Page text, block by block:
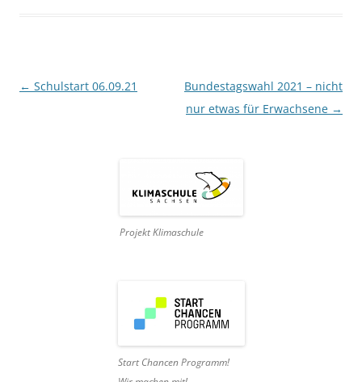
Beitragsnavigation
← Schulstart 06.09.21
Bundestagswahl 2021 – nicht
nur etwas für Erwachsene →
Projekt Klimaschule
Start Chancen Programm!